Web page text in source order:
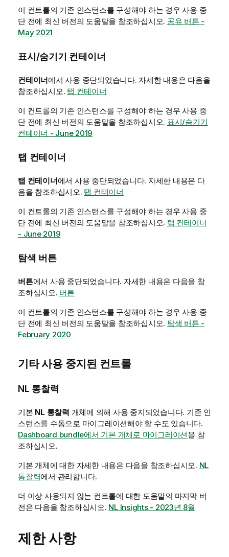
이 컨트롤의 기존 인스턴스를 구성해야 하는 경우 사용 중
단 전에 최신 버전의 도움말을 참조하십시오. 공유 버튼 -
May 2021
표시/숨기기 컨테이너
컨테이너에서 사용 중단되었습니다. 자세한 내용은 다음을
참조하십시오. 탭 컨테이너
이 컨트롤의 기존 인스턴스를 구성해야 하는 경우 사용 중
단 전에 최신 버전의 도움말을 참조하십시오. 표시/숨기기
컨테이너 - June 2019
탭 컨테이너
탭 컨테이너에서 사용 중단되었습니다. 자세한 내용은 다
음을 참조하십시오. 탭 컨테이너
이 컨트롤의 기존 인스턴스를 구성해야 하는 경우 사용 중
단 전에 최신 버전의 도움말을 참조하십시오. 탭 컨테이너
- June 2019
탐색 버튼
버튼에서 사용 중단되었습니다. 자세한 내용은 다음을 참
조하십시오. 버튼
이 컨트롤의 기존 인스턴스를 구성해야 하는 경우 사용 중
단 전에 최신 버전의 도움말을 참조하십시오. 탐색 버튼 -
February 2020
기타 사용 중지된 컨트롤
NL 통찰력
기본 NL 통찰력 개체에 의해 사용 중지되었습니다. 기존 인
스턴스를 수동으로 마이그레이션해야 할 수도 있습니다.
Dashboard bundle에서 기본 개체로 마이그레이션을 참
조하십시오.
기본 개체에 대한 자세한 내용은 다음을 참조하십시오. NL
통찰력에서 관리합니다.
더 이상 사용되지 않는 컨트롤에 대한 도움말의 마지막 버
전은 다음을 참조하십시오. NL Insights- 2023년 8월
제한 사항